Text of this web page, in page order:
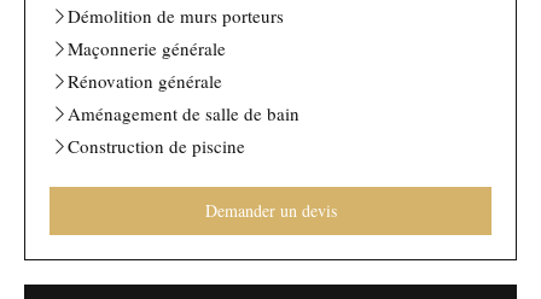
Démolition de murs porteurs
Maçonnerie générale
Rénovation générale
Aménagement de salle de bain
Construction de piscine
Demander un devis